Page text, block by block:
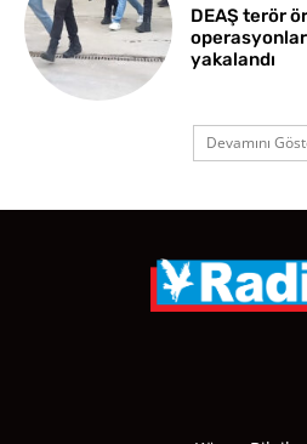
DEAŞ terör
yakalandı
Devamını